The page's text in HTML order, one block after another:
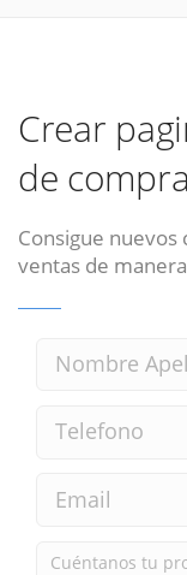
Crear
de
Consigue nuevos
ventas de